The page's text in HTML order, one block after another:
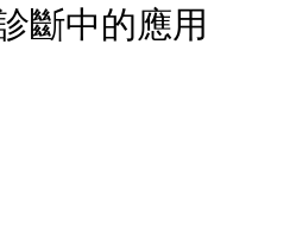
斷中的應用